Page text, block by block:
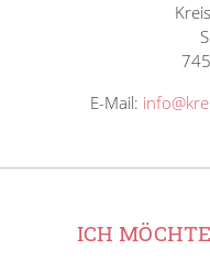
E-Mail:
ICH